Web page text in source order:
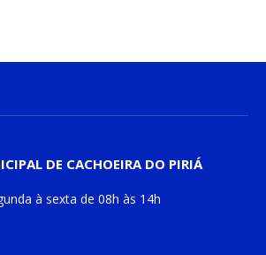
DE CACHOEIRA DO PIRIÁ
à sexta de 08h às 14h